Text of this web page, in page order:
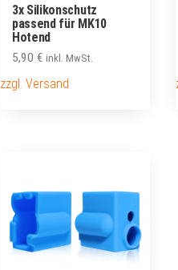
3x Silikonschutz
passend für MK10
Hotend
5,90 € inkl. MwSt.
zzgl. Versand